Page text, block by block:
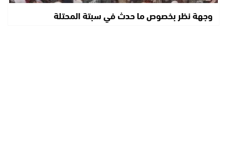
وجهة نظر بخصوص ما حدث في سبتة المحتلة